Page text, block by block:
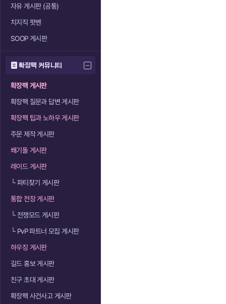
자유 게시판 (공통)
치지직 팟벤
SOOP 게시판
확장팩 커뮤니티
확장팩 게시판
확장팩 질문과 답변 게시판
확장팩 팁과 노하우 게시판
주문 제작 게시판
쐐기돌 게시판
레이드 게시판
└파티찾기 게시판
통합 전장 게시판
└전쟁모드 게시판
└PvP 파트너 모집 게시판
하우징 게시판
길드 홍보 게시판
친구 초대 게시판
확장팩 사건사고 게시판